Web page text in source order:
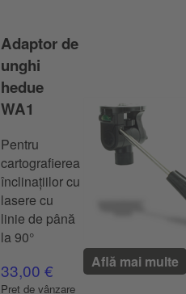
Adaptor de
unghi
hedue
WA1
Pentru
cartografierea
înclinațiilor cu
lasere cu
linie de până
la 90°
33,00 €
Preț de vânzare
Află mai multe